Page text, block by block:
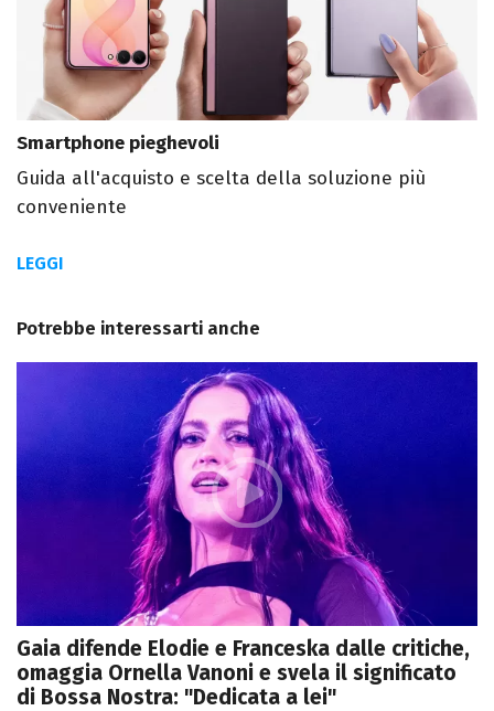
Smartphone pieghevoli
Guida all'acquisto e scelta della soluzione più
conveniente
LEGGI
Potrebbe interessarti anche
Gaia difende Elodie e Franceska dalle critiche,
omaggia Ornella Vanoni e svela il significato
di Bossa Nostra: "Dedicata a lei"